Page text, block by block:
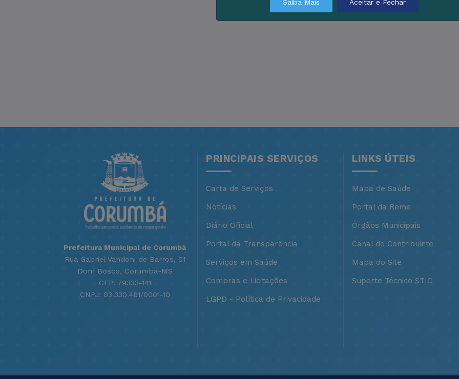
Prefeitura Municipal de Corumbá
Rua Gabriel Vandoni de Barros, 01
Dom Bosco, Corumbá-MS
CEP: 79333-141
CNPJ: 03.330.461/0001-10
PRINCIPAIS SERVIÇOS
Carta de Serviços
Notícias
Diário Oficial
Portal da Transparência
Serviços em Saúde
Compras e Licitações
LGPD - Política de Privacidade
LINKS ÚTEIS
Mapa de Saúde
Portal da Reme
Órgãos Municipais
Canal do Contribuinte
Mapa do Site
Suporte Técnico STIC
Saiba Mais Aceitar e Fechar